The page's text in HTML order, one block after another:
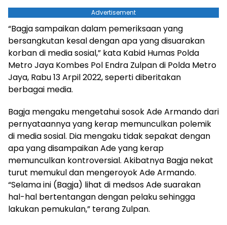
Advertisement
“Bagja sampaikan dalam pemeriksaan yang
bersangkutan kesal dengan apa yang disuarakan
korban di media sosial,” kata Kabid Humas Polda
Metro Jaya Kombes Pol Endra Zulpan di Polda Metro
Jaya, Rabu 13 Arpil 2022, seperti diberitakan
berbagai media.
Bagja mengaku mengetahui sosok Ade Armando dari
pernyataannya yang kerap memunculkan polemik
di media sosial. Dia mengaku tidak sepakat dengan
apa yang disampaikan Ade yang kerap
memunculkan kontroversial. Akibatnya Bagja nekat
turut memukul dan mengeroyok Ade Armando.
“Selama ini (Bagja) lihat di medsos Ade suarakan
hal-hal bertentangan dengan pelaku sehingga
lakukan pemukulan,” terang Zulpan.